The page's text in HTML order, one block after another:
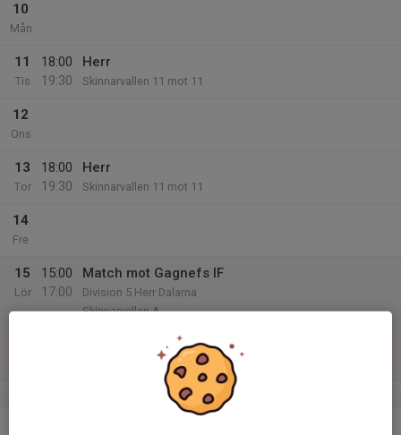
10
Mån
11
Tis
18:00
19:30
Herr
Skinnarvallen 11 mot 11
12
Ons
13
Tor
18:00
19:30
Herr
Skinnarvallen 11 mot 11
14
Fre
15
Lör
15:00
17:00
Match mot Gagnefs IF
Division 5 Herr Dalarna
Skinnarvallen A
v.34